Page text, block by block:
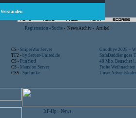
Verstanden
Registration - Suche - News Archiv - Artikel
CS - SniperWar Server
Goodbye 2025 –
TF2 - by Server-United.de
SofaDaddler goes
CS - FunYard
40 Mio. Beuscher
CS - Mansion Server
Frohe
CSS - Spelunke Unser
IsF-Hp > News